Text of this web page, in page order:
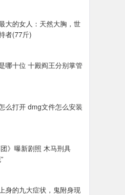
大的女人：天然大胸，世
者(77斤)
哪十位 十殿阎王分别掌管
么打开 dmg文件怎么安装
团》曝新剧照 木马刑具
身的九大症状，鬼附身现